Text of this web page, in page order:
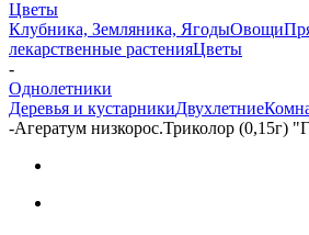
Цветы
Клубника, Земляника, ЯгодыОвощи
лекарственные растенияЦветы
-
Однолетники
Деревья и кустарникиДвухлетние
-Агератум низкорос.Триколор (0,15г)